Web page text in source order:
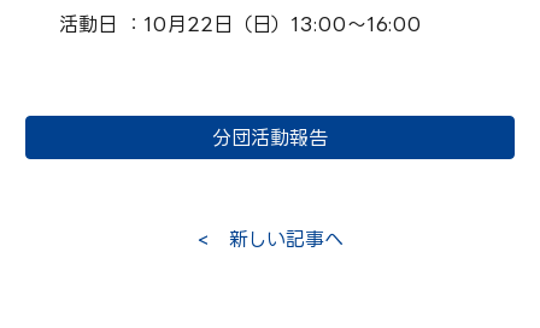
活動日 ：10月22日（日）13:00〜16:00
分団活動報告
< 新しい記事へ